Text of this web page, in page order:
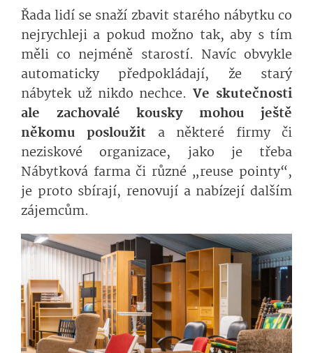
Řada lidí se snaží zbavit starého nábytku co
nejrychleji a pokud možno tak, aby s tím
měli co nejméně starostí. Navíc obvykle
automaticky předpokládají, že starý
nábytek už nikdo nechce.Ve skutečnosti
ale zachovalé kousky mohou ještě
někomu posloužit a některé firmy či
neziskové organizace, jako je třeba
Nábytková farma či různé „reuse pointy“,
je proto sbírají, renovují a nabízejí dalším
zájemcům.